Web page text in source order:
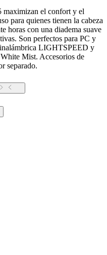
el confort y el
para quienes tienen la cabeza
horas con una diadema suave
Son perfectos para PC y
LIGHTSPEED y
Mist. Accesorios de
separado.